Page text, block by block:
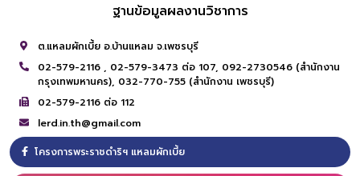
ฐานข้อมูลผลงานวิชาการ
ต.แหลมผักเบี้ย อ.บ้านแหลม จ.เพชรบุรี
02-579-2116 , 02-579-3473 ต่อ 107, 092-2730546 (สำนักงาน
กรุงเทพมหานคร), 032-770-755 (สำนักงาน เพชรบุรี)
02-579-2116 ต่อ 112
lerd.in.th@gmail.com
โครงการพระราชดำริฯ แหลมผักเบี้ย